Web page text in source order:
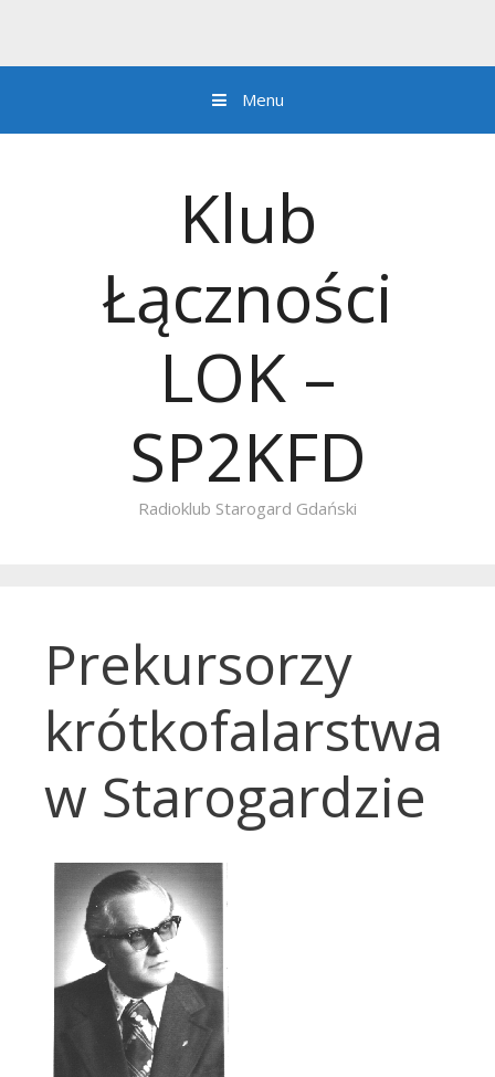
Menu
Klub
Łączności
LOK –
SP2KFD
Radioklub Starogard Gdański
Prekursorzy
krótkofalarstwa
w Starogardzie